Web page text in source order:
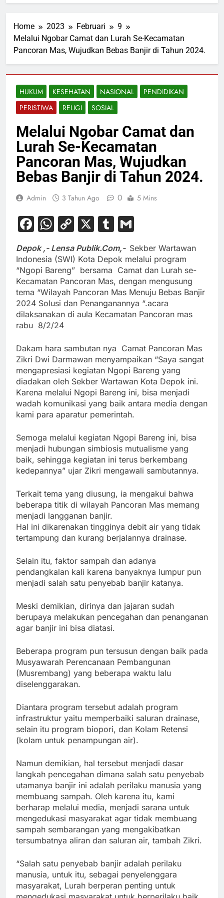
Home 2023 Februari
9
Melalui Ngobar Camat dan Lurah Se-Kecamatan
Pancoran Mas, Wujudkan Bebas Banjir di Tahun 2024.
HUKUM KESEHATAN NASIONAL
PENDIDIKAN
PERISTIWA
RELIGI SOSIAL
Melalui Ngobar Camat dan
Lurah Se-Kecamatan
Pancoran Mas, Wujudkan
Bebas Banjir di Tahun 2024.
Admin 3 Tahun Ago 0 5 Mins
Facebook
WhatsApp
Copy
Link
X Tumblr
Depok ,- Lensa Publik.Com,- Sekber Wartawan
Indonesia (SWI) Kota Depok melalui program
“Ngopi Bareng” bersama Camat dan Lurah se-
Kecamatan Pancoran Mas, dengan mengusung
tema “Wilayah Pancoran Mas Menuju Bebas Banjir
2024 Solusi dan Penanganannya “.acara
dilaksanakan di aula Kecamatan Pancoran mas
rabu 8/2/24
Dakam hara sambutan nya Camat Pancoran Mas
Zikri Dwi Darmawan menyampaikan “Saya sangat
mengapresiasi kegiatan Ngopi Bareng yang
diadakan oleh Sekber Wartawan Kota Depok ini.
Karena melalui Ngopi Bareng ini, bisa menjadi
wadah komunikasi yang baik antara media dengan
kami para aparatur pemerintah.
Semoga melalui kegiatan Ngopi Bareng ini, bisa
menjadi hubungan simbiosis mutualisme yang
baik, sehingga kegiatan ini terus berkembang
kedepannya” ujar Zikri mengawali sambutannya.
Terkait tema yang diusung, ia mengakui bahwa
beberapa titik di wilayah Pancoran Mas memang
menjadi langganan banjir.
Hal ini dikarenakan tingginya debit air yang tidak
tertampung dan kurang berjalannya drainase.
Selain itu, faktor sampah dan adanya
pendangkalan kali karena banyaknya lumpur pun
menjadi salah satu penyebab banjir katanya.
Meski demikian, dirinya dan jajaran sudah
berupaya melakukan pencegahan dan penanganan
agar banjir ini bisa diatasi.
Beberapa program pun tersusun dengan baik pada
Musyawarah Perencanaan Pembangunan
(Musrembang) yang beberapa waktu lalu
diselenggarakan.
Diantara program tersebut adalah program
infrastruktur yaitu memperbaiki saluran drainase,
selain itu program biopori, dan Kolam Retensi
(kolam untuk penampungan air).
Namun demikian, hal tersebut menjadi dasar
langkah pencegahan dimana salah satu penyebab
utamanya banjir ini adalah perilaku manusia yang
membuang sampah. Oleh karena itu, kami
berharap melalui media, menjadi sarana untuk
mengedukasi masyarakat agar tidak membuang
sampah sembarangan yang mengakibatkan
tersumbatnya aliran dan saluran air, tambah Zikri.
“Salah satu penyebab banjir adalah perilaku
manusia, untuk itu, sebagai penyelenggara
masyarakat, Lurah berperan penting untuk